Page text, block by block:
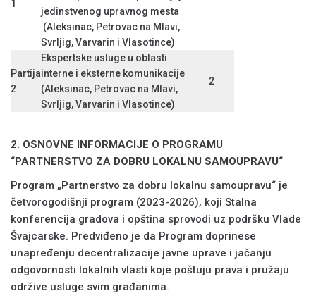
1
jedinstvenog upravnog mesta
(Aleksinac, Petrovac na Mlavi,
Svrljig, Varvarin i Vlasotince)
Partija
2
Ekspertske usluge u oblasti
interne i eksterne komunikacije
(Aleksinac, Petrovac na Mlavi,
Svrljig, Varvarin i Vlasotince)
2
2. OSNOVNE INFORMACIJE O PROGRAMU
“PARTNERSTVO ZA DOBRU LOKALNU SAMOUPRAVU“
Program „Partnerstvo za dobru lokalnu samoupravu“ je
četvorogodišnji program (2023-2026), koji Stalna
konferencija gradova i opština sprovodi uz podršku Vlade
Švajcarske. Predviđeno je da Program doprinese
unapređenju decentralizacije javne uprave i jačanju
odgovornosti lokalnih vlasti koje poštuju prava i pružaju
održive usluge svim građanima.